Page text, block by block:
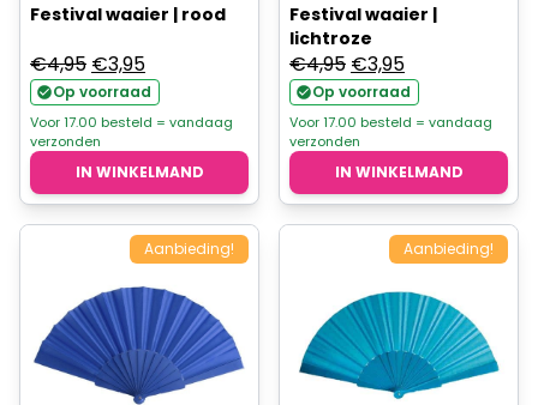
Festival waaier | rood
€4,95 Oorspronkelijke
prijs
was:
€4,95.
€3,95Huidige
prijs
is:
€3,95.
Op voorraad
Voor 17.00 besteld = vandaag
verzonden
IN WINKELMAND
Festival waaier |
lichtroze
€4,95 Oorspronkelijke
prijs
was:
€4,95.
€3,95Huidige
prijs
is:
€3,95.
Op voorraad
Voor 17.00 besteld = vandaag
verzonden
IN WINKELMAND
Aanbieding! Aanbieding!